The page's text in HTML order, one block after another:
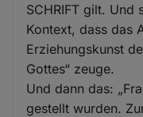
SCHRIFT gilt. Und
Kontext, dass das
Erziehungskunst
Gottes“ zeuge.
Und dann das:
gestellt wurden.